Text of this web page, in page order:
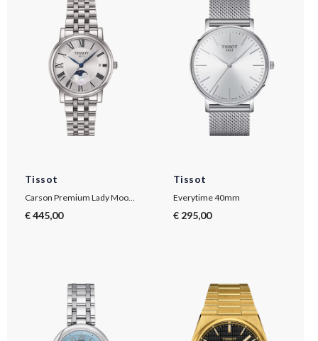
Tissot
€ 445,00
Tissot
Everytime 40mm
€ 295,00